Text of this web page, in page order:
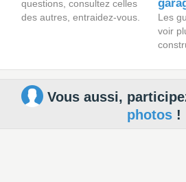
questions, consultez celles
des autres, entraidez-vous.
Les
voir
Vous aussi,
photos!